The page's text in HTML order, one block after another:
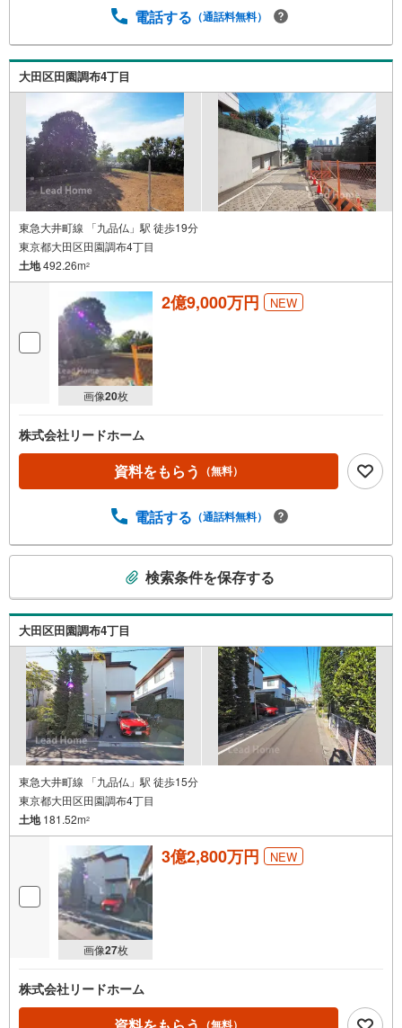
さい！ミラクラスマッチングは、タカマツハウスの宅地を
ステムです◎相談時から成約まで無料何度相談しても、お
客様のご負担はありません◎中立的な立場からのご紹介本
当にお客様に最適だと思われるハウスメーカーをご紹介し
ます◎「会社」だけでなく、ハウスメーカー選りすぐりの
「担当者」をご紹介住宅展示場だと、担当者との出会いは
巡り合わせ次第。ミラクラスマッチングなら、お客様にぴ
ったりのハウスメーカーの担当者をご紹介します
電話する （通話料無料）
大田区田園調布4丁目
東急大井町線 「九品仏」駅 徒歩19分
東京都大田区田園調布4丁目
土地492.26m2
画像20枚
2億9,000万円 NEW
株式会社リードホーム
資料をもらう （無料）
電話する （通話料無料）
検
索
条
受
け
取
る
・
を
ー
ジ
検索条件を保存する
大田区田園調布4丁目
東急大井町線 「九品仏」駅 徒歩15分
東京都大田区田園調布4丁目
土地181.52m2
画像27枚
3億2,800万円 NEW
株式会社リードホーム
（無料）